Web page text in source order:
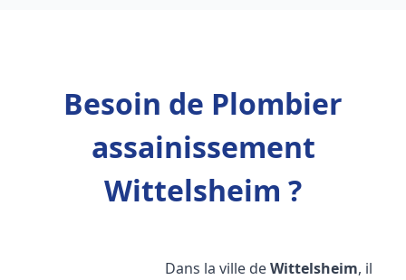
Besoin de Plombier
assainissement
Wittelsheim ?
Dans la ville deWittelsheim, il